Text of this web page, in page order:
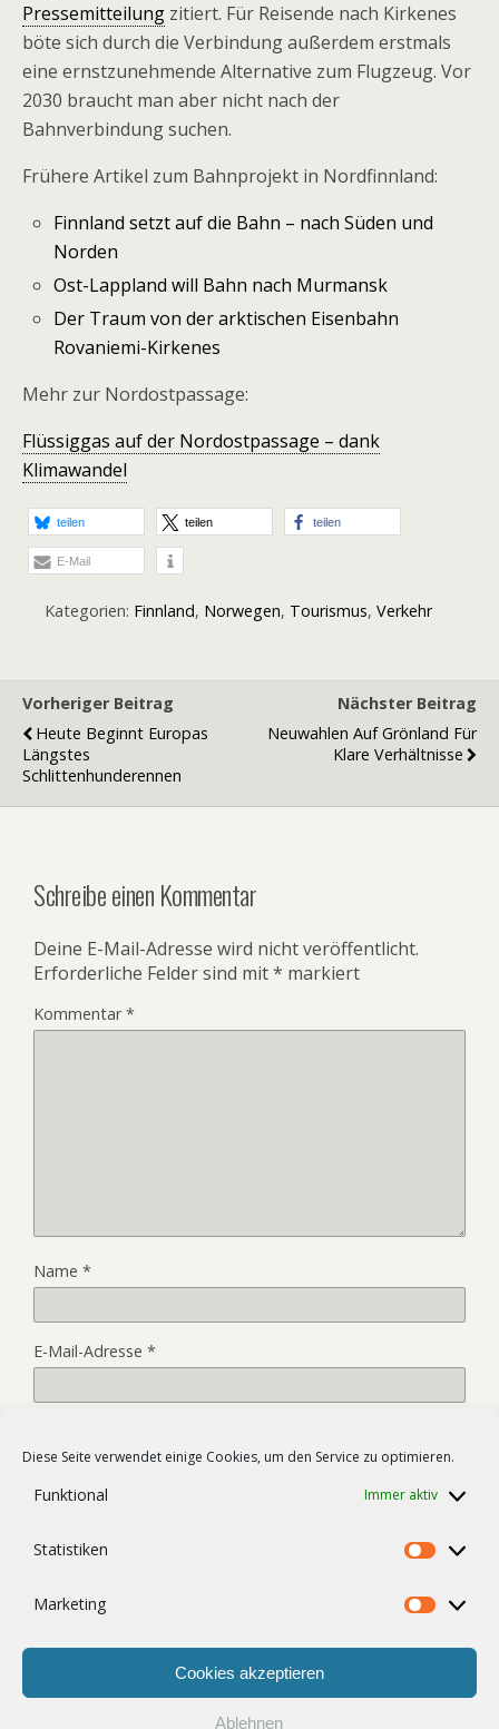
Diese Seite verwendet einige Cookies, um den Service zu optimieren.
Funktional Immer aktiv
Statistiken
Marketing
Cookies akzeptieren
Ablehnen
Pressemitteilung zitiert. Für Reisende nach Kirkenes
böte sich durch die Verbindung außerdem erstmals
eine ernstzunehmende Alternative zum Flugzeug. Vor
2030 braucht man aber nicht nach der
Bahnverbindung suchen.
Frühere Artikel zum Bahnprojekt in Nordfinnland:
Finnland setzt auf die Bahn – nach Süden und
Norden
Ost-Lappland will Bahn nach Murmansk
Der Traum von der arktischen Eisenbahn
Rovaniemi-Kirkenes
Mehr zur Nordostpassage:
Flüssiggas auf der Nordostpassage – dank
Klimawandel
teilen teilen teilen
E-Mail
Kategorien: Finnland, Norwegen, Tourismus, Verkehr
Vorheriger Beitrag
Heute Beginnt Europas
Längstes
Schlittenhunderennen
Nächster Beitrag
Neuwahlen Auf Grönland Für
Klare Verhältnisse
Schreibe einen Kommentar
Deine E-Mail-Adresse wird nicht veröffentlicht.
Erforderliche Felder sind mit* markiert
Kommentar*
Name *
E-Mail-Adresse *
meinen nächsten Kommentar speichern.